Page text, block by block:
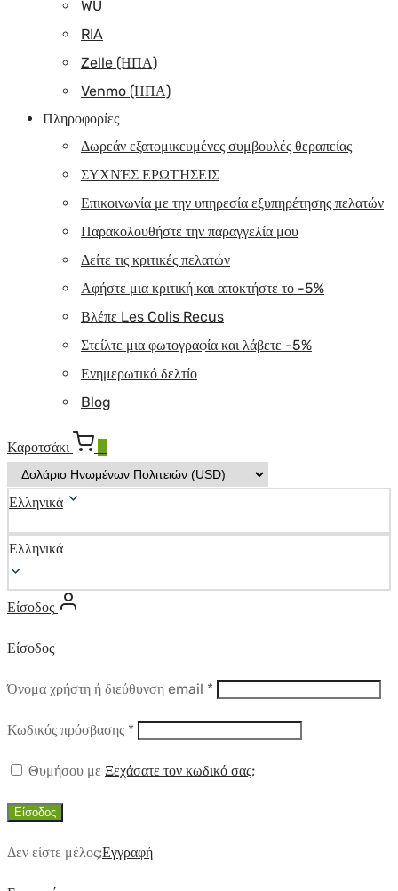
WU
RIA
Zelle (ΗΠΑ)
Venmo (ΗΠΑ)
Πληροφορίες
Δωρεάν εξατομικευμένες συμβουλές θεραπείας
ΣΥΧΝΈΣ ΕΡΩΤΉΣΕΙΣ
Επικοινωνία με την υπηρεσία εξυπηρέτησης πελατών
Παρακολουθήστε την παραγγελία μου
Δείτε τις κριτικές πελατών
Αφήστε μια κριτική και αποκτήστε το -5%
Βλέπε Les Colis Recus
Στείλτε μια φωτογραφία και λάβετε -5%
Ενημερωτικό δελτίο
Blog
Καροτσάκι
Ελληνικά
Ελληνικά
Είσοδος
Είσοδος
Όνομα χρήστη ή διεύθυνση email *Απαιτούμενο
Κωδικός πρόσβασης *Απαιτούμενο
Θυμήσου με Ξεχάσατε τον κωδικό σας;
Είσοδος
Δεν είστε μέλος;Εγγραφή